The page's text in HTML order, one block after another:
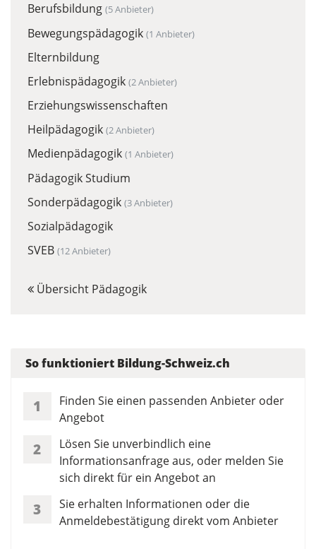
Berufsbildung (5 Anbieter)
Bewegungspädagogik (1 Anbieter)
Elternbildung
Erlebnispädagogik (2 Anbieter)
Erziehungswissenschaften
Heilpädagogik (2 Anbieter)
Medienpädagogik (1 Anbieter)
Pädagogik Studium
Sonderpädagogik (3 Anbieter)
Sozialpädagogik
SVEB (12 Anbieter)
Übersicht Pädagogik
So funktioniert Bildung-Schweiz.ch
1
Finden Sie einen passenden Anbieter oder
Angebot
2
Lösen Sie unverbindlich eine
Informationsanfrage aus, oder melden Sie
sich direkt für ein Angebot an
3
Sie erhalten Informationen oder die
Anmeldebestätigung direkt vom Anbieter